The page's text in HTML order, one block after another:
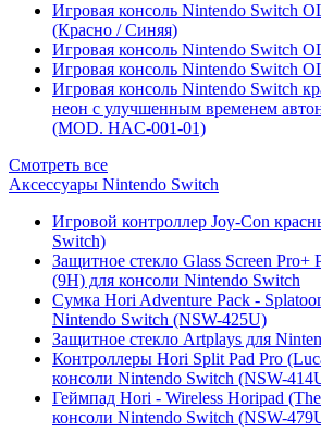
Игровая консоль Nintendo Switch
(Красно / Синяя)
Игровая консоль Nintendo Switch
Игровая консоль Nintendo Switch
Игровая консоль Nintendo Switch
неон с улучшенным временем
(MOD. HAC-001-01)
Смотреть все
Аксессуары Nintendo Switch
Игровой контроллер Joy-Con
Switch)
Защитное стекло Glass Screen Pro+
(9H) для консоли Nintendo Switch
Сумка Hori Adventure Pack -
Nintendo Switch (NSW-425U)
Защитное стекло Artplays для
Контроллеры Hori Split Pad Pro
консоли Nintendo Switch (NSW-
Геймпад Hori - Wireless Horipad
консоли Nintendo Switch (NSW-